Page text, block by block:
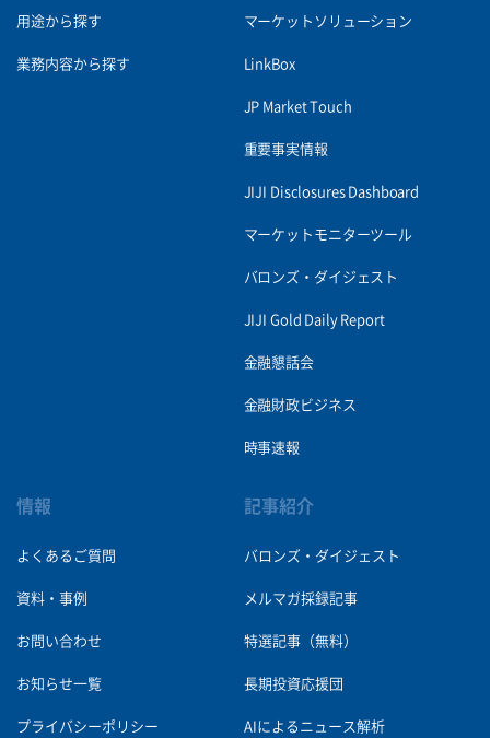
用途から探す
業務内容から探す
マーケットソリューション
LinkBox
JP Market Touch
重要事実情報
JIJI Disclosures Dashboard
マーケットモニターツール
バロンズ・ダイジェスト
JIJI Gold Daily Report
金融懇話会
金融財政ビジネス
時事速報
情報
よくあるご質問
資料・事例
お問い合わせ
お知らせ一覧
プライバシーポリシー
記事紹介
バロンズ・ダイジェスト
メルマガ採録記事
特選記事（無料）
長期投資応援団
AIによるニュース解析